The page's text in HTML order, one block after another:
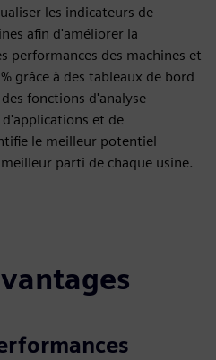
les indicateurs de
afin d'améliorer la
performances des machines et
grâce à des tableaux de bord
fonctions d'analyse
et de
le meilleur potentiel
parti de chaque usine.